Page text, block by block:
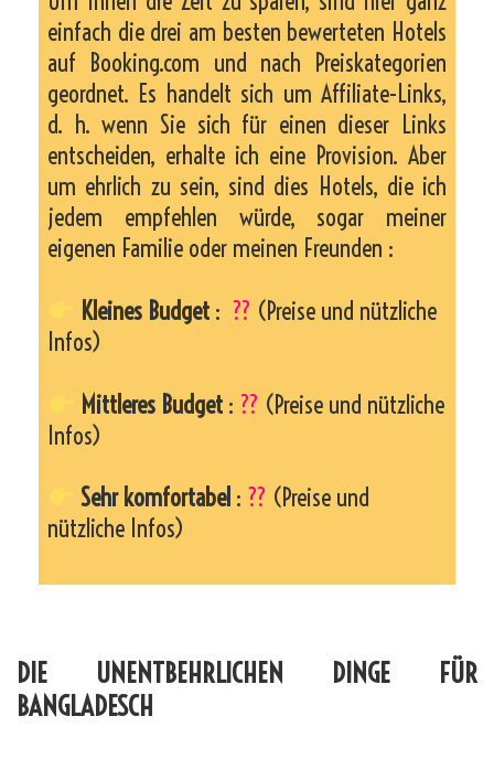
einfach die drei am besten bewerteten Hotels
auf Booking.com und nach Preiskategorien
geordnet. Es handelt sich um Affiliate-Links,
d. h. wenn Sie sich für einen dieser Links
entscheiden, erhalte ich eine Provision. Aber
um ehrlich zu sein, sind dies Hotels, die ich
jedem empfehlen würde, sogar meiner
eigenen Familie oder meinen Freunden :
Kleines Budget : ?? (Preise und nützliche
Infos)
Mittleres Budget : ?? (Preise und nützliche
Infos)
Sehr komfortabel : ?? (Preise und
nützliche Infos)
DIE UNENTBEHRLICHEN DINGE FÜR
BANGLADESCH